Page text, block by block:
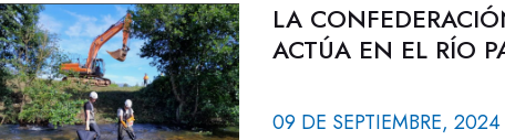
LA
ACTÚA EN EL RÍO
09 DE SEPTIEMBRE, 2024